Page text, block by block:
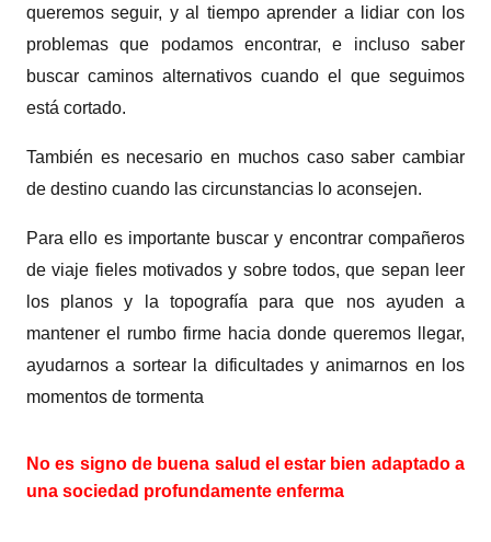
queremos seguir, y al tiempo aprender a lidiar con los
problemas que podamos encontrar, e incluso saber
buscar caminos alternativos cuando el que seguimos
está cortado.
También es necesario en muchos caso saber cambiar
de destino cuando las circunstancias lo aconsejen.
Para ello es importante buscar y encontrar compañeros
de viaje fieles motivados y sobre todos, que sepan leer
los planos y la topografía para que nos ayuden a
mantener el rumbo firme hacia donde queremos llegar,
ayudarnos a sortear la dificultades y animarnos en los
momentos de tormenta
No es signo de buena salud el estar bien adaptado a
una sociedad profundamente enferma